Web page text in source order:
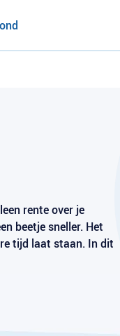
rente over je
beetje sneller. Het
tijd laat staan. In dit